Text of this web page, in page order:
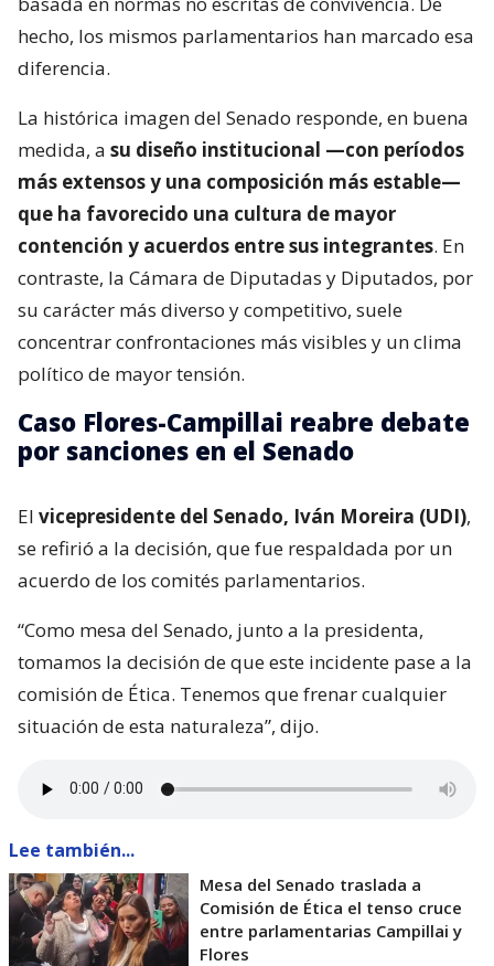
hecho, los mismos parlamentarios han marcado esa
diferencia.
La histórica imagen del Senado responde, en buena
medida, a su diseño institucional —con períodos
más extensos y una composición más estable—
que ha favorecido una cultura de mayor
contención y acuerdos entre sus integrantes. En
contraste, la Cámara de Diputadas y Diputados, por
su carácter más diverso y competitivo, suele
concentrar confrontaciones más visibles y un clima
político de mayor tensión.
Caso Flores-Campillai reabre debate
por sanciones en el Senado
El vicepresidente del Senado, Iván Moreira (UDI),
se refirió a la decisión, que fue respaldada por un
acuerdo de los comités parlamentarios.
“Como mesa del Senado, junto a la presidenta,
tomamos la decisión de que este incidente pase a la
comisión de Ética. Tenemos que frenar cualquier
situación de esta naturaleza”, dijo.
Lee también...
Mesa del Senado traslada a
Comisión de Ética el tenso cruce
entre parlamentarias Campillai y
Flores